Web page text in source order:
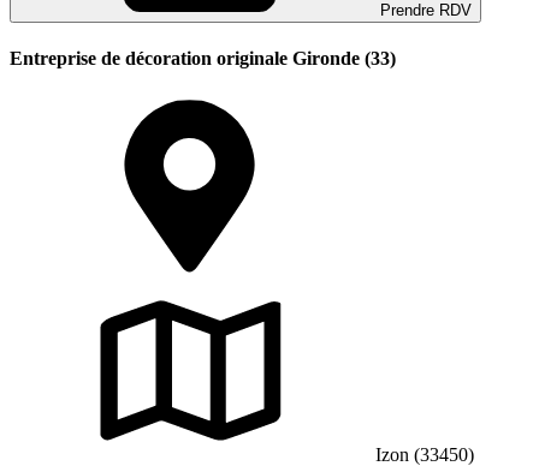
Prendre RDV
Entreprise de décoration originale Gironde (33)
Izon (33450)